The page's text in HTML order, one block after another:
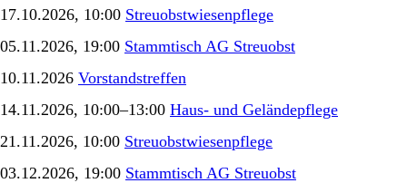
17.10.2026, 10:00 Streuobstwiesenpflege
05.11.2026, 19:00 Stammtisch AG Streuobst
10.11.2026 Vorstandstreffen
14.11.2026, 10:00–13:00 Haus- und Geländepflege
21.11.2026, 10:00 Streuobstwiesenpflege
03.12.2026, 19:00 Stammtisch AG Streuobst